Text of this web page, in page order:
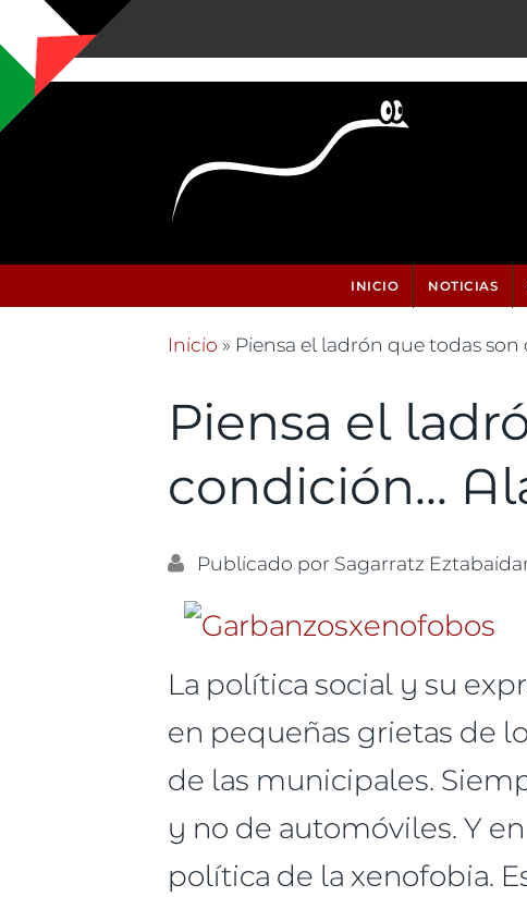
Pasar al contenido principal
INICIO NOTICIAS
Se encuentra usted aquí
Inicio » Piensa el ladrón que todas
Piensa el
condición...
Publicado por Sagarratz
La política social y su
en pequeñas grietas de
de las municipales.
y no de automóviles. Y
política de la xenofobia.